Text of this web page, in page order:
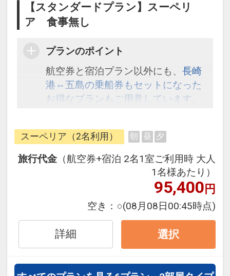
【スタンダードプラン】スーペリ
ア 食事無し
プランのポイント
航空券と宿泊プラン以外にも、長崎
港⇔五島の乗船券もセットになった
お得なプランもご用意しています。
スーペリア（2名利用） 朝 昼 夕
旅行代金 （航空券+宿泊 2名1室ご利用時 大人
1名様あたり）
95,400円
空き： ○(08月08日00:45時点)
詳細 選択